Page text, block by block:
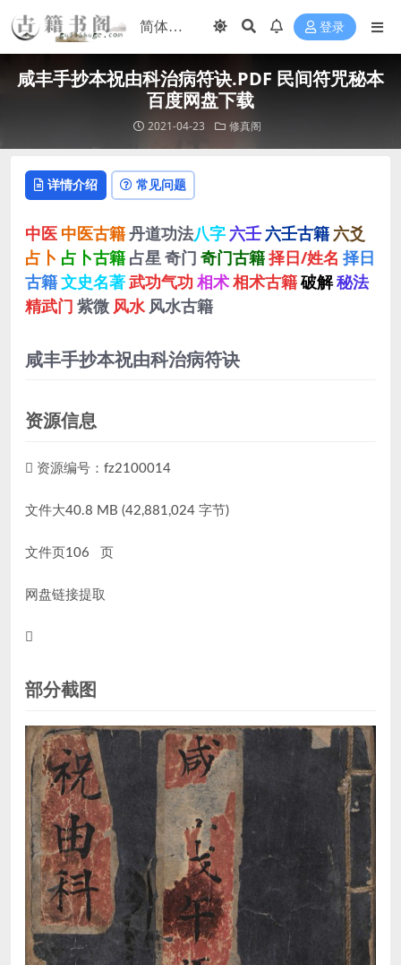
登录
咸丰手抄本祝由科治病符诀.PDF 民间符咒秘本
百度网盘下载
2021-04-23 修真阁
详情介绍 常见问题
中医 中医古籍丹道功法八字 六壬 六壬古籍 六爻
占卜 占卜古籍 占星 奇门 奇门古籍择日/姓名 择日
古籍文史名著武功气功 相术相术古籍破解秘法
精武门 紫微 风水 风水古籍
咸丰手抄本祝由科治病符诀
资源信息
资源编号：fz2100014
文件大40.8 MB (42,881,024 字节)
文件页106 页
网盘链接提取
部分截图